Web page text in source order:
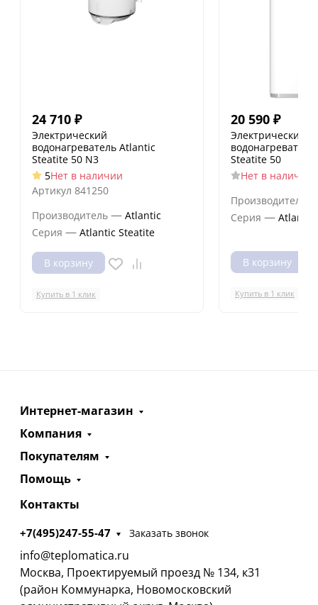
24 710 ₽
Электрический
водонагреватель Atlantic
Steatite 50 N3
5Нет в наличии
Артикул 841250
Производитель — Atlantic
Серия — Atlantic Steatite
В корзину
Купить в 1 клик
20 590 ₽
Электрический
Steatite 50
Нет в наличии
Производитель
Серия — Atlantic
В корзину
Купить в 1 клик
Интернет-магазин
Компания
Покупателям
Помощь
Контакты
+7(495)247-55-47 Заказать звонок
info@teplomatica.ru
Москва, Проектируемый проезд № 134, к31
(район Коммунарка, Новомосковский